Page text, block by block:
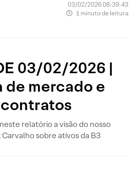
03/02/2026 08:39:43
1 minuto de leitura
03/02/2026 |
mercado e
relatório a visão do nosso
sobre ativos da B3